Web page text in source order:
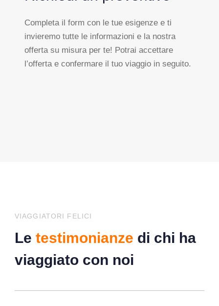
Completa il form con le tue esigenze e ti
invieremo tutte le informazioni e la nostra
offerta su misura per te! Potrai accettare
l’offerta e confermare il tuo viaggio in seguito.
VIAGGIATORI FELICI
Le testimonianze di chi ha
viaggiato con noi